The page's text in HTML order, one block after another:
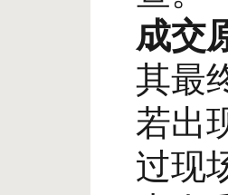
成交
其最
若出
过现